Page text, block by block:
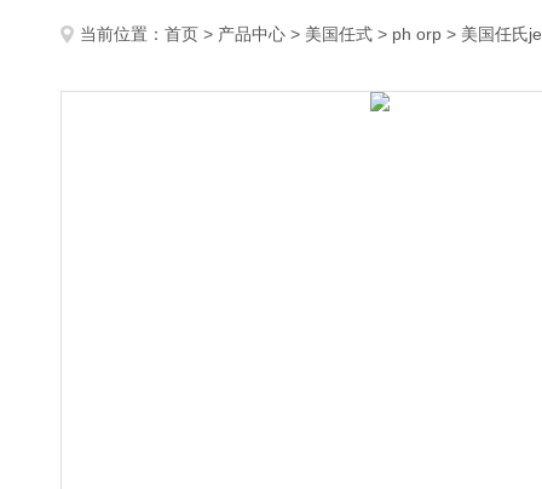
当前位置： 首页 > 产品中心 > 美国任式 > ph orp > 美国任氏